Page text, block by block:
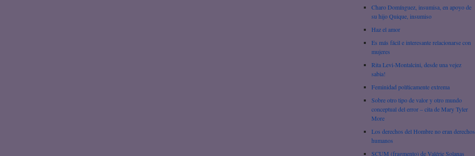
Charo Domínguez, insumisa, en apoyo de
su hijo Quique, insumiso
Haz el amor
Es más fácil e interesante relacionarse con
mujeres
Rita Levi-Montalcini, desde una vejez
sabia!
Feminidad políticamente extrema
Sobre otro tipo de valor y otro mundo
conceptual del error – cita de Mary Tyler
More
Los derechos del Hombre no eran derechos
humanos
SCUM (fragmento) de Valérie Solanas